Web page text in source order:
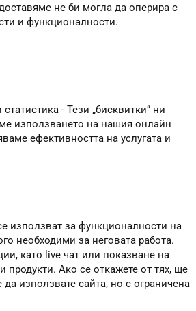
не би могла да оперира с
и функционалности.
- Тези „бисквитки“ ни
използването на нашия онлайн
ефективността на услугата и
използват за функционалности на
необходими за неговата работа.
като live чат или показване на
продукти. Ако се откажете от тях, ще
използвате сайта, но с ограничена